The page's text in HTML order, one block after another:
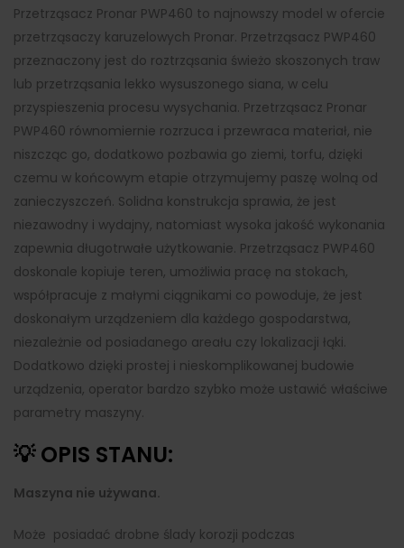
Przetrząsacz Pronar PWP460 to najnowszy model w ofercie
przetrząsaczy karuzelowych Pronar. Przetrząsacz PWP460
przeznaczony jest do roztrząsania świeżo skoszonych traw
lub przetrząsania lekko wysuszonego siana, w celu
przyspieszenia procesu wysychania. Przetrząsacz Pronar
PWP460 równomiernie rozrzuca i przewraca materiał, nie
niszcząc go, dodatkowo pozbawia go ziemi, torfu, dzięki
czemu w końcowym etapie otrzymujemy paszę wolną od
zanieczyszczeń. Solidna konstrukcja sprawia, że jest
niezawodny i wydajny, natomiast wysoka jakość wykonania
zapewnia długotrwałe użytkowanie. Przetrząsacz PWP460
doskonale kopiuje teren, umożliwia pracę na stokach,
współpracuje z małymi ciągnikami co powoduje, że jest
doskonałym urządzeniem dla każdego gospodarstwa,
niezależnie od posiadanego areału czy lokalizacji łąki.
Dodatkowo dzięki prostej i nieskomplikowanej budowie
urządzenia, operator bardzo szybko może ustawić właściwe
parametry maszyny.
💡 OPIS STANU:
Maszyna nie używana.
Może posiadać drobne ślady korozji podczas